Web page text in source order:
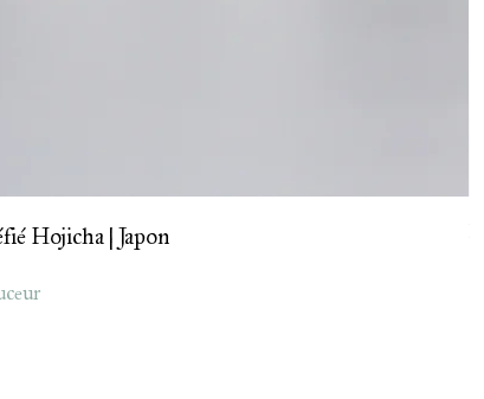
Hojicha | Japon